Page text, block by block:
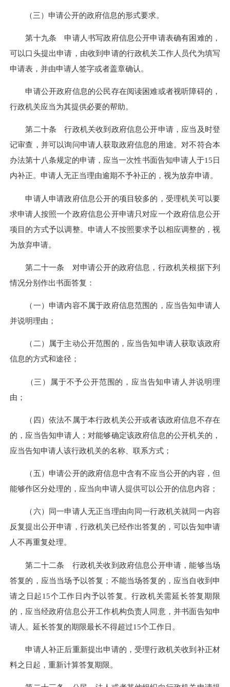
（三）申请公开的政府信息的形式要求。
第十九条 申请人书写政府信息公开申请表确有困难的，
可以口头提出申请，由收到申请的行政机关工作人员代为填写
申请表，并由申请人签字或者盖章确认。
申请公开政府信息的公民存在阅读困难或者视听障碍的，
行政机关应当为其提供必要的帮助。
第二十条 行政机关收到政府信息公开申请，应当及时登
记审查，并可以询问申请人获取政府信息的用途。对不符合本
办法第十八条规定的申请，应当一次性书面告知申请人于15日
内补正。申请人无正当理由逾期不予补正的，视为放弃申请。
申请人申请政府信息公开的项目较多的，受理机关可以要
求申请人按照一个政府信息公开申请只对应一个政府信息公开
项目的方式予以调整。申请人不按照要求予以相应调整的，视
为放弃申请。
第二十一条 对申请公开的政府信息，行政机关根据下列
情况分别作出书面答复：
（一）申请内容不属于政府信息范围的，应当告知申请人
并说明理由；
（二）属于主动公开范围的，应当告知申请人获取该政府
信息的方式和途径；
（三）属于不予公开范围的，应当告知申请人并说明理
由；
（四）依法不属于本行政机关公开或者该政府信息不存在
的，应当告知申请人；对能够确定该政府信息的公开机关的，
应当告知申请人该行政机关的名称、联系方式；
（五）申请公开的政府信息中含有不应当公开的内容，但
能够作区分处理的，应当向申请人提供可以公开的信息内容；
（六）同一申请人无正当理由向同一行政机关就同一内容
反复提出公开申请，行政机关已经作出答复的，可以告知申请
人不再重复处理。
第二十二条 行政机关收到政府信息公开申请，能够当场
答复的，应当当场予以答复；不能当场答复的，应当自收到申
请之日起15个工作日内予以答复。行政机关需延长答复期限
的，应当经政府信息公开工作机构负责人同意，并书面告知申
请人。延长答复的期限最长不得超过15个工作日。
申请人补正后重新提出申请的，受理行政机关收到补正材
料之日起，重新计算答复期限。